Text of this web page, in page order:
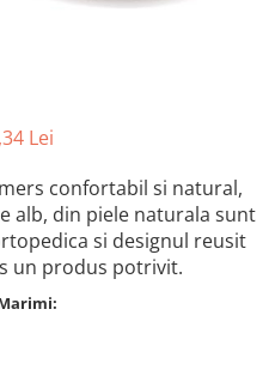
Lei
confortabil si natural,
alb, din piele naturala sunt
si designul reusit
un produs potrivit.